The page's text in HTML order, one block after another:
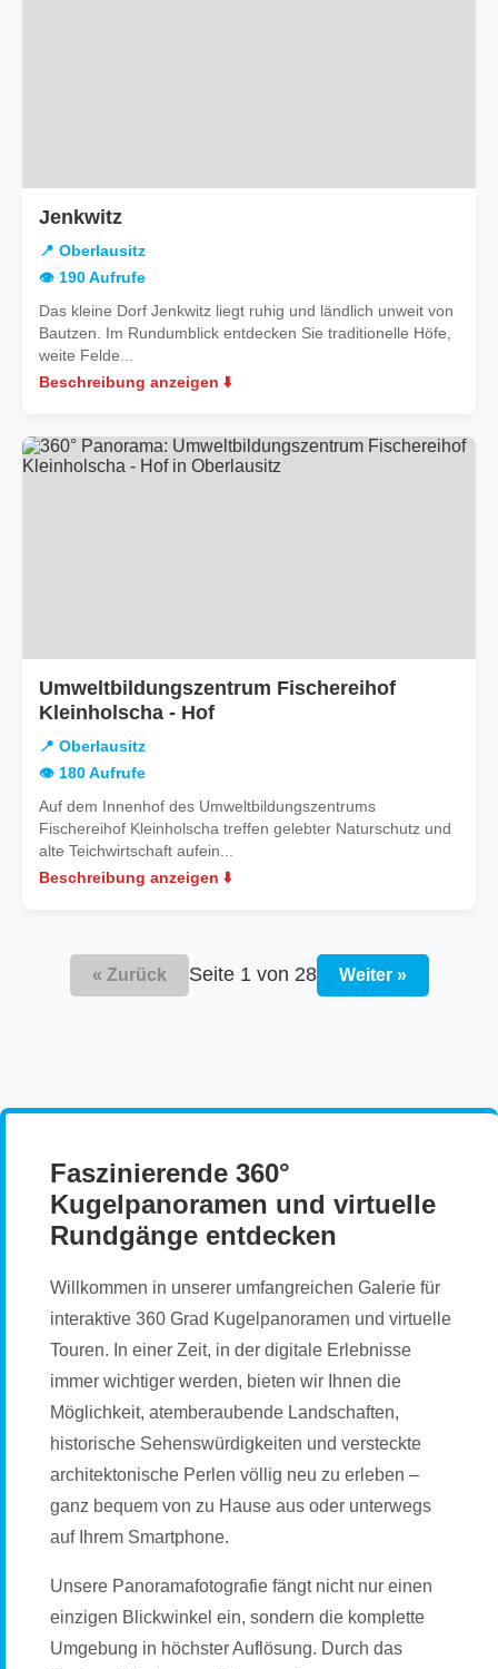
Jenkwitz
Oberlausitz
📍 Oberlausitz
👁️ 190 Aufrufe
Das kleine Dorf Jenkwitz liegt ruhig und ländlich unweit von
Bautzen. Im Rundumblick entdecken Sie traditionelle Höfe,
weite Felde...
Beschreibung anzeigen ⬇️
Umweltbildungszentrum Fischereihof
Kleinholscha - Hofin
📍 Oberlausitz
👁️ 180 Aufrufe
Auf dem Innenhof des Umweltbildungszentrums
Fischereihof Kleinholscha treffen gelebter Naturschutz und
alte Teichwirtschaft aufein...
Beschreibung anzeigen ⬇️
« Zurück Seite 1 von 28 Weiter »
Faszinierende 360°
Kugelpanoramen und virtuelle
Rundgänge entdecken
Willkommen in unserer umfangreichen Galerie für
interaktive 360 Grad Kugelpanoramen und virtuelle
Touren. In einer Zeit, in der digitale Erlebnisse
immer wichtiger werden, bieten wir Ihnen die
Möglichkeit, atemberaubende Landschaften,
historische Sehenswürdigkeiten und versteckte
architektonische Perlen völlig neu zu erleben –
ganz bequem von zu Hause aus oder unterwegs
auf Ihrem Smartphone.
Unsere Panoramafotografie fängt nicht nur einen
einzigen Blickwinkel ein, sondern die komplette
Umgebung in höchster Auflösung. Durch das